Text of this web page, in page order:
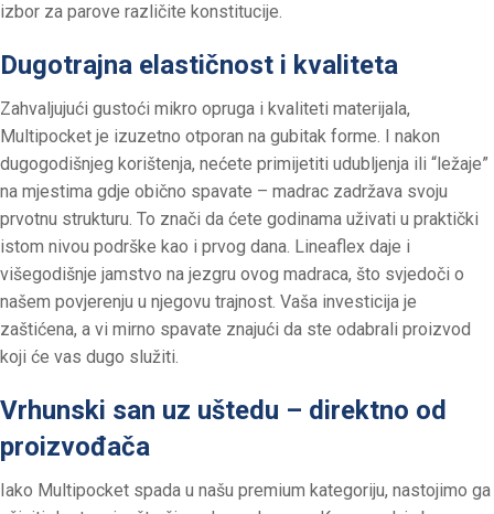
izbor za parove različite konstitucije.
Dugotrajna elastičnost i kvaliteta
Zahvaljujući gustoći mikro opruga i kvaliteti materijala,
Multipocket je izuzetno otporan na gubitak forme. I nakon
dugogodišnjeg korištenja, nećete primijetiti udubljenja ili “ležaje”
na mjestima gdje obično spavate – madrac zadržava svoju
prvotnu strukturu. To znači da ćete godinama uživati u praktički
istom nivou podrške kao i prvog dana. Lineaflex daje i
višegodišnje jamstvo na jezgru ovog madraca, što svjedoči o
našem povjerenju u njegovu trajnost. Vaša investicija je
zaštićena, a vi mirno spavate znajući da ste odabrali proizvod
koji će vas dugo služiti.
Vrhunski san uz uštedu – direktno od
proizvođača
Iako Multipocket spada u našu premium kategoriju, nastojimo ga